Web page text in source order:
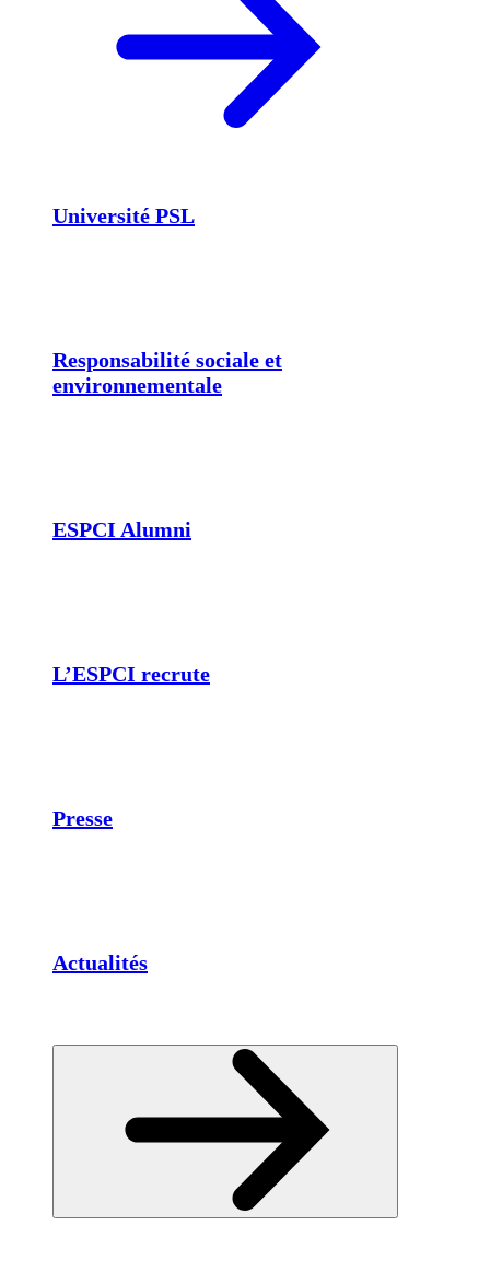
Université PSL
Responsabilité sociale et
environnementale
ESPCI Alumni
L’ESPCI recrute
Presse
Actualités